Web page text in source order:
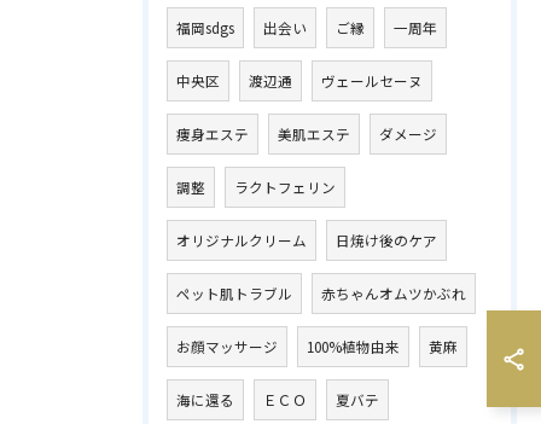
福岡sdgs 出会い ご縁 一周年
中央区 渡辺通 ヴェールセーヌ
痩身エステ 美肌エステ ダメージ
調整 ラクトフェリン
オリジナルクリーム 日焼け後のケア
ペット肌トラブル 赤ちゃんオムツかぶれ
お顔マッサージ 100%植物由来 黄麻
海に還る ＥＣＯ 夏バテ